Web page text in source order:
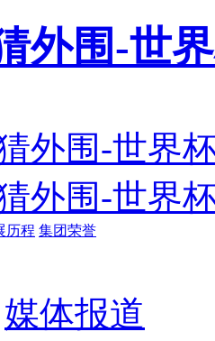
外围-世
外围-世界
外围-世界
历程 集团荣誉
媒体报道